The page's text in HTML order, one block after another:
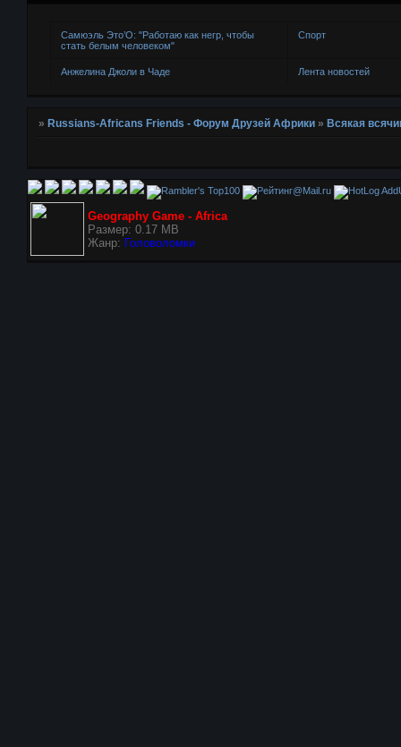
Самюэль Это’О: "Работаю как негр, чтобы
стать белым человеком"
Спорт
Анжелина Джоли в Чаде Лента новостей
»Russians-Africans Friends - Форум Друзей Африки »Всякая
Geography Game - Africa
Размер: 0.17 MB
Жанр: Головоломки